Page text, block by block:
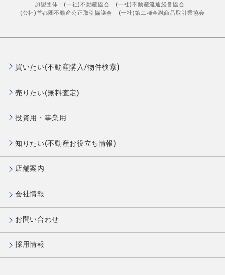
加盟団体：(一社)不動産協会 (一社)不動産流通経営協会
(公社)首都圏不動産公正取引協議会 (一社)第二種金融商品取引業協会
買いたい(不動産購入/物件検索)
売りたい(無料査定)
投資用・事業用
知りたい(不動産お役立ち情報)
店舗案内
会社情報
お問い合わせ
採用情報